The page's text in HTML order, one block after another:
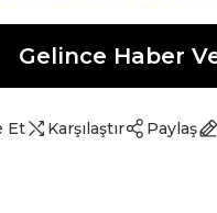
Gelince Haber
Et Karşılaştır Paylaş